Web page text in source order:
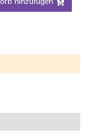
hinzufügen